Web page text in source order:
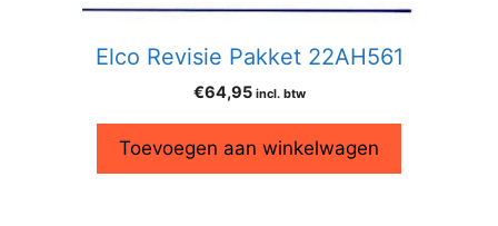
Elco Revisie Pakket 22AH561
€64,95 incl. btw
Toevoegen aan winkelwagen